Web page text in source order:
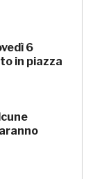
6
in piazza